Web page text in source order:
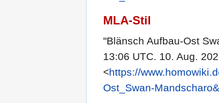
MLA-Stil
"Blänsch Aufbau-Ost
13:06 UTC. 10. Aug.
<https://
Ost_Swan-